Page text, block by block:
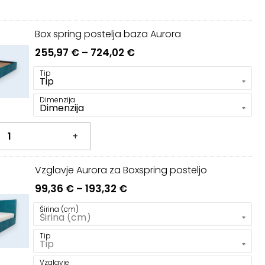
Box spring postelja baza Aurora
255,97 € – 724,02 €Cenovni
razpon:
255,97 €
do
Tip
Dimenzija
+
Vzglavje Aurora za Boxspring posteljo
99,36 € – 193,32 €Cenovni
razpon:
99,36 €
do
Širina (cm)
Tip
Vzglavje